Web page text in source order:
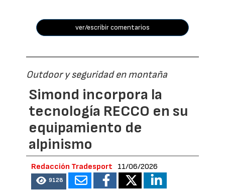
ver/escribir comentarios
Outdoor y seguridad en montaña
Simond incorpora la
tecnología RECCO en su
equipamiento de
alpinismo
Redacción Tradesport 11/06/2026
9128